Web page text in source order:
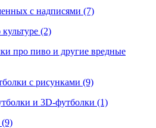
с надписями (7)
(2)
про пиво и другие вредные
с рисунками (9)
и 3D-футболки (1)